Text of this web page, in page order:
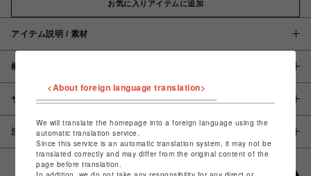
お気に入りアイテムに追加
アイテム説明 / 素材
概要
サイズ
注意事項
<About foreign language translation>
We will translate the homepage into a foreign language using the
automatic translation service.
Since this service is an automatic translation system, it may not be
translated correctly and may differ from the original content of the
page before translation.